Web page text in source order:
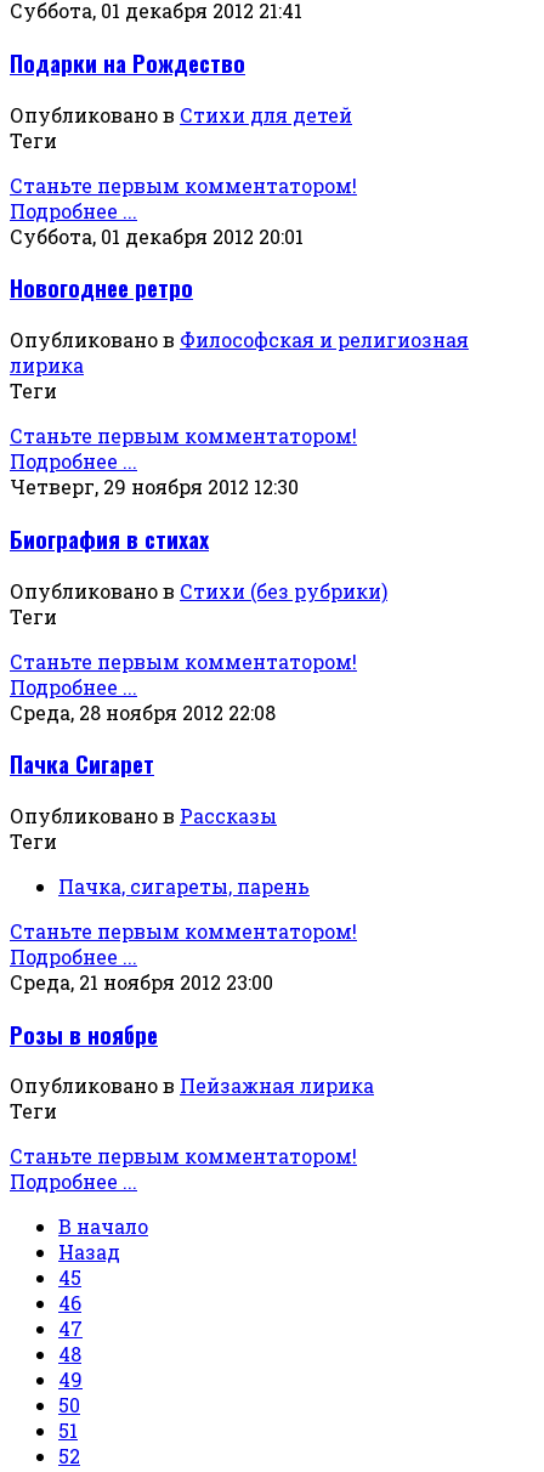
Суббота, 01 декабря 2012 21:41
Подарки на Рождество
Опубликовано в Стихи для детей
Теги
Станьте первым комментатором!
Подробнее ...
Суббота, 01 декабря 2012 20:01
Новогоднее ретро
Опубликовано в Философская и религиозная
лирика
Теги
Станьте первым комментатором!
Подробнее ...
Четверг, 29 ноября 2012 12:30
Биография в стихах
Опубликовано в Стихи (без рубрики)
Теги
Станьте первым комментатором!
Подробнее ...
Среда, 28 ноября 2012 22:08
Пачка Сигарет
Опубликовано в Рассказы
Теги
Пачка, сигареты, парень
Станьте первым комментатором!
Подробнее ...
Среда, 21 ноября 2012 23:00
Розы в ноябре
Опубликовано в Пейзажная лирика
Теги
Станьте первым комментатором!
Подробнее ...
В начало
Назад
45
46
47
48
49
50
51
52